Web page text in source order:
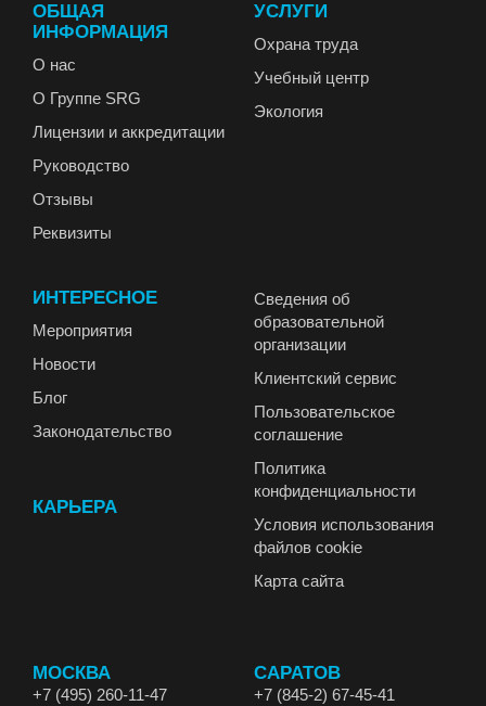
ОБЩАЯ
ИНФОРМАЦИЯ
О нас
О Группе SRG
Лицензии и аккредитации
Руководство
Отзывы
Реквизиты
УСЛУГИ
Охрана труда
Учебный центр
Экология
ИНТЕРЕСНОЕ
Мероприятия
Новости
Блог
Законодательство
КАРЬЕРА
Сведения об
образовательной
организации
Клиентский сервис
Пользовательское
соглашение
Политика
конфиденциальности
Условия использования
файлов cookie
Карта сайта
МОСКВА
+7 (495) 260-11-47
САРАТОВ
+7 (845-2) 67-45-41